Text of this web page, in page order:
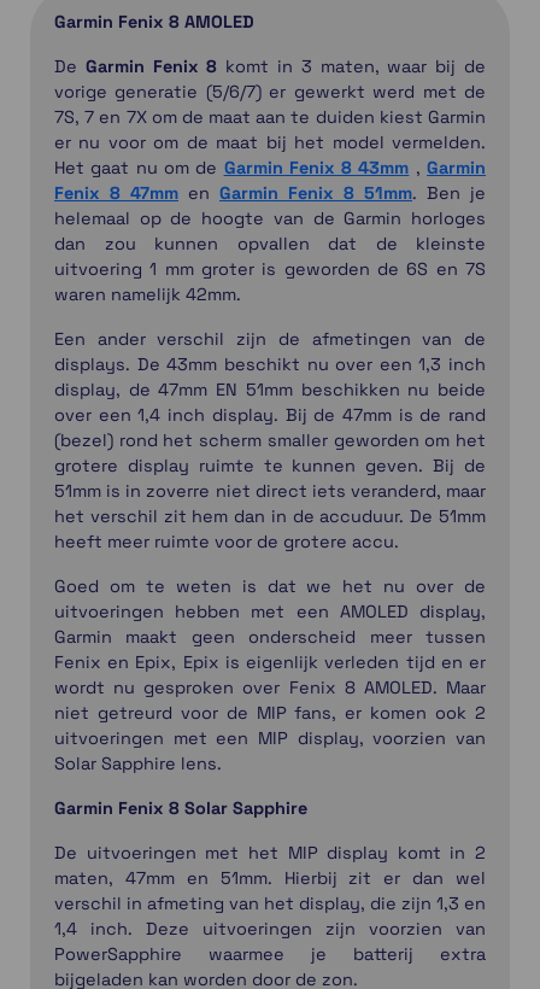
Garmin Fenix 8 AMOLED
De Garmin Fenix 8 komt in 3 maten, waar bij de
vorige generatie (5/6/7) er gewerkt werd met de
7S, 7 en 7X om de maat aan te duiden kiest Garmin
er nu voor om de maat bij het model vermelden.
Het gaat nu om de Garmin Fenix 8 43mm ,Garmin
Fenix 8 47mm en Garmin Fenix 8 51mm. Ben je
helemaal op de hoogte van de Garmin horloges
dan zou kunnen opvallen dat de kleinste
uitvoering 1 mm groter is geworden de 6S en 7S
waren namelijk 42mm.
Een ander verschil zijn de afmetingen van de
displays. De 43mm beschikt nu over een 1,3 inch
display, de 47mm EN 51mm beschikken nu beide
over een 1,4 inch display. Bij de 47mm is de rand
(bezel) rond het scherm smaller geworden om het
grotere display ruimte te kunnen geven. Bij de
51mm is in zoverre niet direct iets veranderd, maar
het verschil zit hem dan in de accuduur. De 51mm
heeft meer ruimte voor de grotere accu.
Goed om te weten is dat we het nu over de
uitvoeringen hebben met een AMOLED display,
Garmin maakt geen onderscheid meer tussen
Fenix en Epix, Epix is eigenlijk verleden tijd en er
wordt nu gesproken over Fenix 8 AMOLED. Maar
niet getreurd voor de MIP fans, er komen ook 2
uitvoeringen met een MIP display, voorzien van
Solar Sapphire lens.
Garmin Fenix 8 Solar Sapphire
De uitvoeringen met het MIP display komt in 2
maten, 47mm en 51mm. Hierbij zit er dan wel
verschil in afmeting van het display, die zijn 1,3 en
1,4 inch. Deze uitvoeringen zijn voorzien van
PowerSapphire waarmee je batterij extra
bijgeladen kan worden door de zon.